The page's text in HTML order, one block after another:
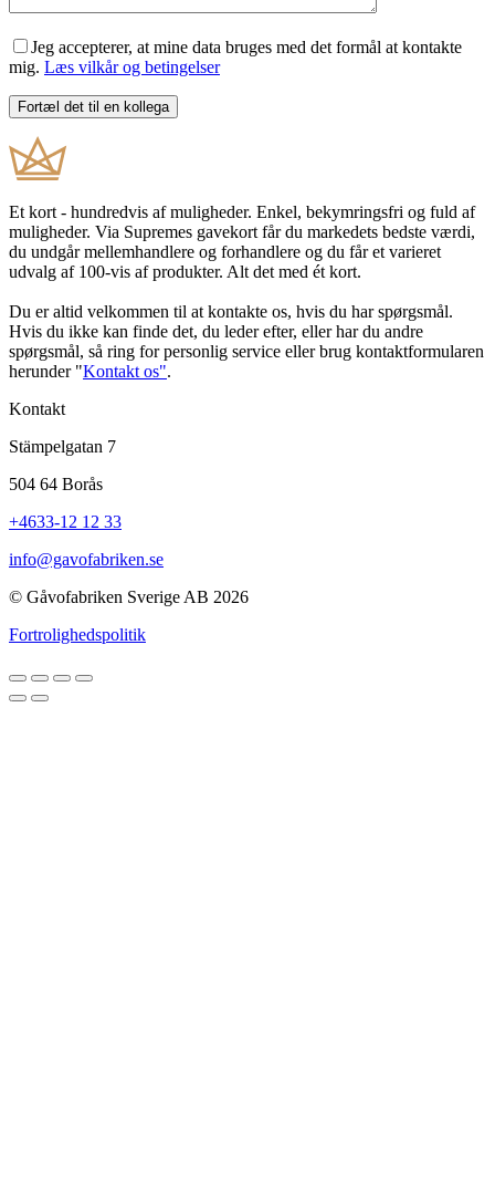
Jeg accepterer, at mine data bruges med det formål at kontakte
mig. Læs vilkår og betingelser
Et kort - hundredvis af muligheder. Enkel, bekymringsfri og fuld af
muligheder. Via Supremes gavekort får du markedets bedste værdi,
du undgår mellemhandlere og forhandlere og du får et varieret
udvalg af 100-vis af produkter. Alt det med ét kort.
Du er altid velkommen til at kontakte os, hvis du har spørgsmål.
Hvis du ikke kan finde det, du leder efter, eller har du andre
spørgsmål, så ring for personlig service eller brug kontaktformularen
herunder "Kontakt os".
Kontakt
Stämpelgatan 7
504 64 Borås
+4633-12 12 33
info@gavofabriken.se
© Gåvofabriken Sverige AB 2026
Fortrolighedspolitik